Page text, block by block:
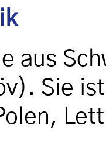
aus
Sie